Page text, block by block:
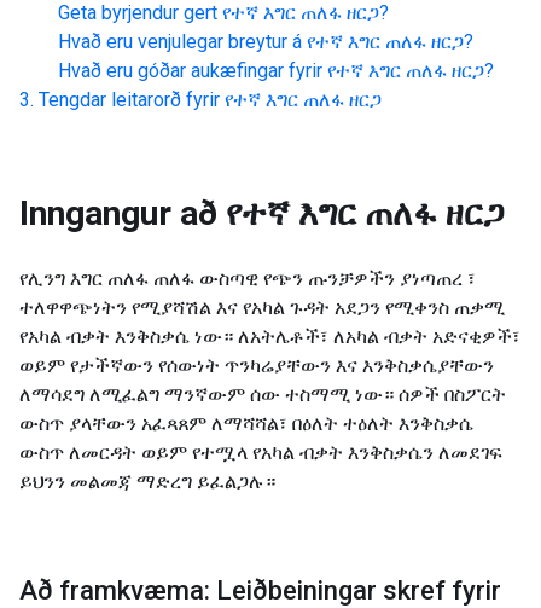
Geta byrjendur gert የተኛ እግር ጠለፋ ዘርጋ?
Hvað eru venjulegar breytur á የተኛ እግር ጠለፋ ዘርጋ?
Hvað eru góðar aukæfingar fyrir የተኛ እግር ጠለፋ ዘርጋ?
Tengdar leitarorð fyrir የተኛ እግር ጠለፋ ዘርጋ
Inngangur að የተኛ እግር ጠለፋ ዘርጋ
የሊንግ እግር ጠለፋ ጠለፋ ውስጣዊ የጭን ጡንቻዎችን ያነጣጠረ ፣
ተለዋዋጭነትን የሚያሻሽል እና የአካል ጉዳት አደጋን የሚቀንስ ጠቃሚ
የአካል ብቃት እንቅስቃሴ ነው። ለአትሌቶች፣ ለአካል ብቃት አድናቂዎች፣
ወይም የታችኛውን የሰውነት ጥንካሬያቸውን እና እንቅስቃሴያቸውን
ለማሳደግ ለሚፈልግ ማንኛውም ሰው ተስማሚ ነው። ሰዎች በስፖርት
ውስጥ ያላቸውን አፈጻጸም ለማሻሻል፣ በዕለት ተዕለት እንቅስቃሴ
ውስጥ ለመርዳት ወይም የተሟላ የአካል ብቃት እንቅስቃሴን ለመደገፍ
ይህንን መልመጃ ማድረግ ይፈልጋሉ።
Að framkvæma: Leiðbeiningar skref fyrir